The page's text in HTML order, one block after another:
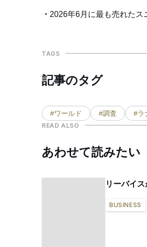
2026年6月に最も売れたス
TAGS
記事のタグ
#ワールド #調査 #ラ
READ ALSO
あわせて読みたい
リーバイ
BUSINESS